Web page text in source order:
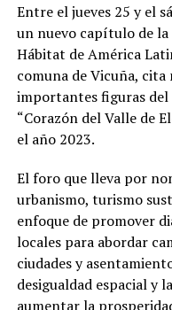
Entre el jueves 25 y el
un nuevo capítulo de
Hábitat de América
comuna de Vicuña,
importantes figuras
“Corazón del Valle de
el año 2023.
El foro que lleva por
urbanismo, turismo
enfoque de promover
locales para abordar
ciudades y
desigualdad espacial y
aumentar la